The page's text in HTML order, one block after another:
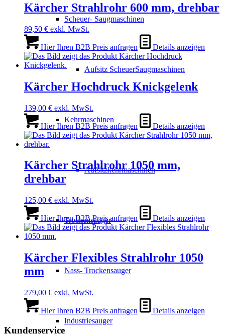
Scheuer- Saugmaschinen
Aufsitz ScheuerSaugmaschinen
Kehrmaschinen
Aufsitzkehrmaschinen
Trockensauger
Nass- Trockensauger
Industriesauger
Kärcher Strahlrohr 600 mm, drehbar
89,50 € exkl. MwSt.
Hier Ihren B2B Preis anfragen Details anzeigen
Kärcher Hochdruck Knickgelenk
139,00 € exkl. MwSt.
Hier Ihren B2B Preis anfragen Details anzeigen
Kärcher Strahlrohr 1050 mm,
drehbar
125,00 € exkl. MwSt.
Hier Ihren B2B Preis anfragen Details anzeigen
Kärcher Flexibles Strahlrohr 1050
mm
279,00 € exkl. MwSt.
Hier Ihren B2B Preis anfragen Details anzeigen
Kundenservice